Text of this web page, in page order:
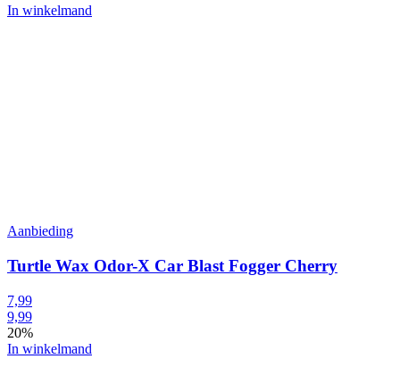
In winkelmand
Aanbieding
Turtle Wax Odor-X Car Blast Fogger Cherry
7,99
9,99
20%
In winkelmand